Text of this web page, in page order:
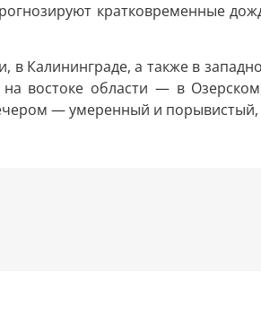
кратковременные
в Калининграде, а также в
востоке области — в
— умеренный и порывистый,